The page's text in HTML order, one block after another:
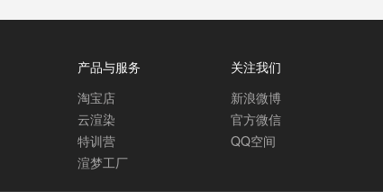
产品与服务
淘宝店
云渲染
特训营
渲梦工厂
关注我们
新浪微博
官方微信
QQ空间